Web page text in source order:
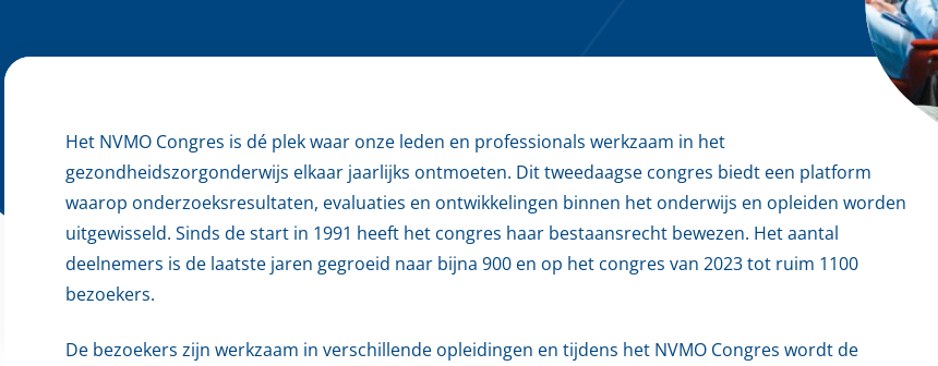
Het NVMO Congres is dé plek waar onze leden en professionals werkzaam in het
gezondheidszorgonderwijs elkaar jaarlijks ontmoeten. Dit tweedaagse congres biedt een platform
waarop onderzoeksresultaten, evaluaties en ontwikkelingen binnen het onderwijs en opleiden worden
uitgewisseld. Sinds de start in 1991 heeft het congres haar bestaansrecht bewezen. Het aantal
deelnemers is de laatste jaren gegroeid naar bijna 900 en op het congres van 2023 tot ruim 1100
bezoekers.
De bezoekers zijn werkzaam in verschillende opleidingen en tijdens het NVMO Congres wordt de